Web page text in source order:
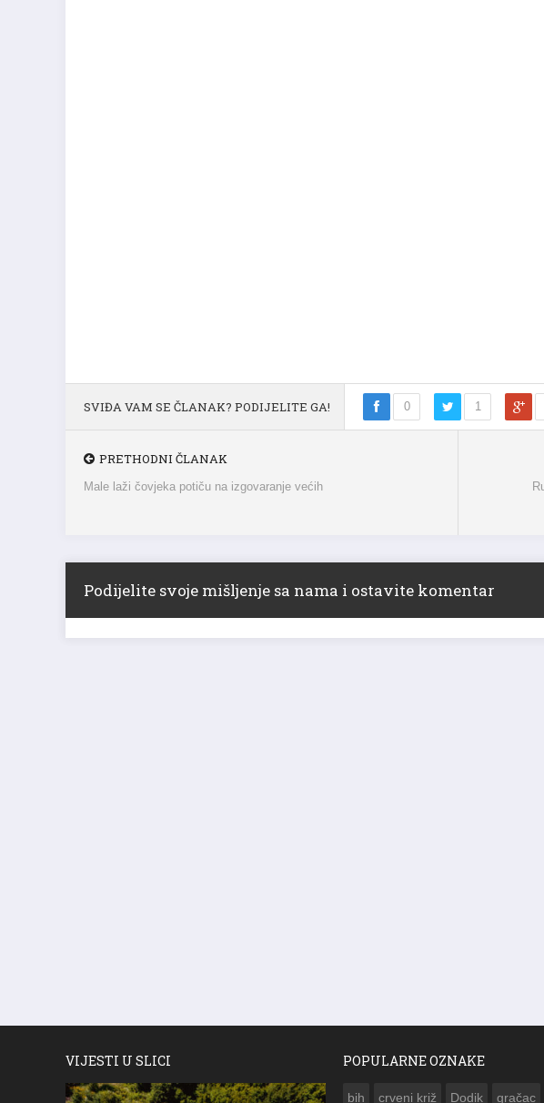
SVIĐA VAM SE ČLANAK? PODIJELITE GA! 0 1
PRETHODNI ČLANAK
Male laži čovjeka potiču na izgovaranje većih
Podijelite svoje mišljenje sa nama i ostavite komentar
VIJESTI U SLICI POPULARNE OZNAKE
bih crveni križ Dodik gračac